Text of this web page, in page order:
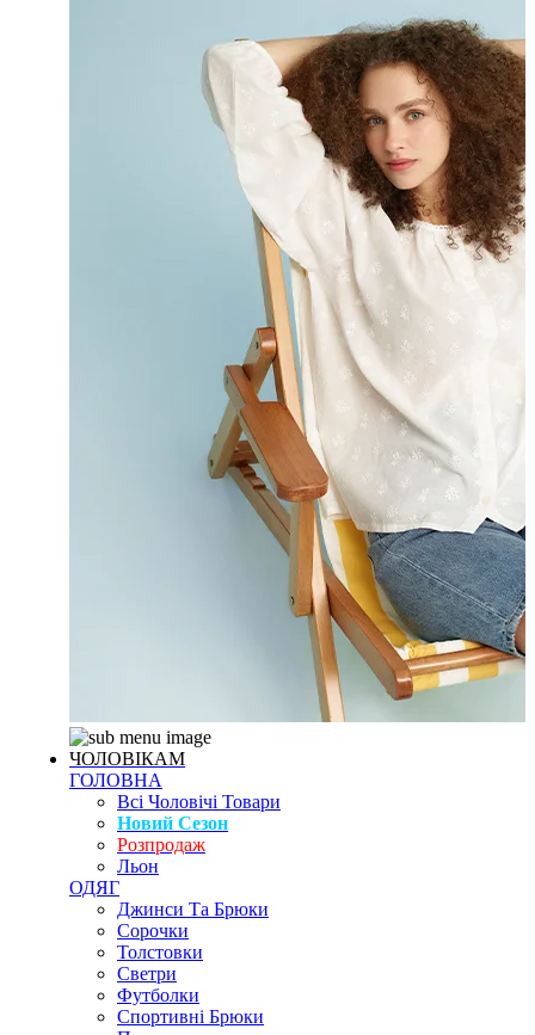
ЧОЛОВІКАМ
ГОЛОВНА
Всі Чоловічі Товари
Новий Сезон
Розпродаж
Льон
ОДЯГ
Джинси Та Брюки
Сорочки
Толстовки
Светри
Футболки
Спортивні Брюки